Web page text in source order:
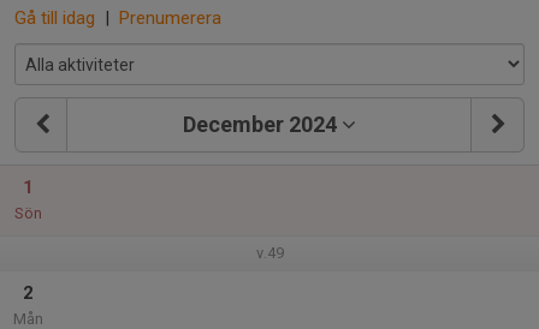
Gå till idag | Prenumerera
December 2024
1
Sön
v.49
2
Mån